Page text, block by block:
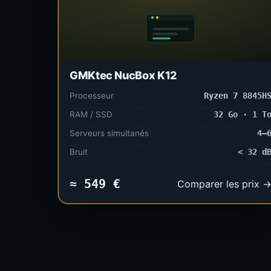
GMKtec NucBox K12
Processeur
Ryzen 7 8845HS
RAM / SSD
32 Go · 1 To
Serveurs simultanés
4–6
Bruit
< 32 dB
≈ 549 € Comparer les prix →